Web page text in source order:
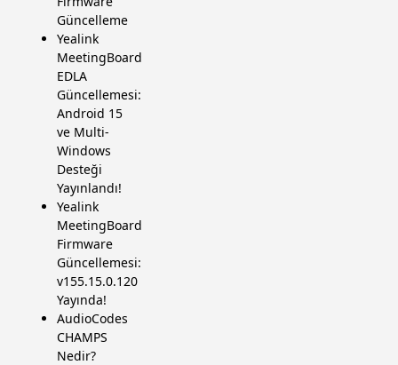
Güncelleme
Yealink
MeetingBoard
EDLA
Güncellemesi:
Android 15
ve Multi-
Windows
Desteği
Yayınlandı!
Yealink
MeetingBoard
Firmware
Güncellemesi:
v155.15.0.120
Yayında!
AudioCodes
CHAMPS
Nedir?